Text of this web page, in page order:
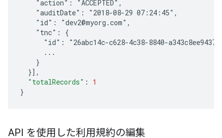
    "action": "ACCEPTED",
    "auditDate": "2018-08-29 07:24:45",
    "id": "dev2@myorg.com",
    "tnc": {
"id": "26abc14c-c628-4c38-8840-
      ...
    }
  }
] ,
"totalRecords" :
1
}
API を使用した利用規約の編集